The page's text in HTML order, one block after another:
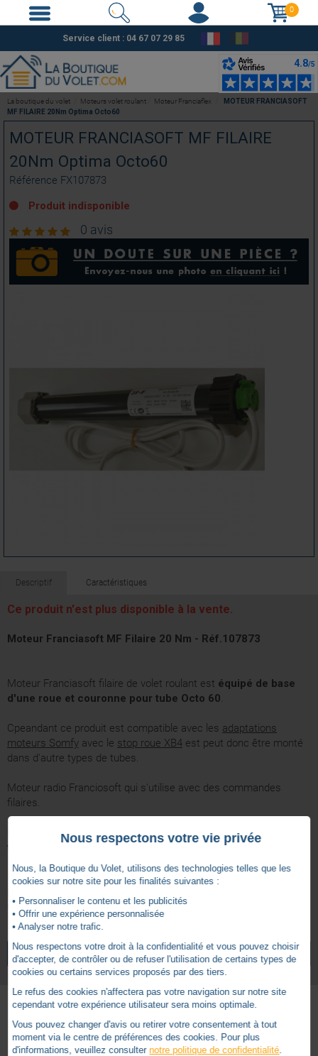
0
Service client : 04 67 07 29 85
MOTEUR FRANCIASOFT MF FILAIRE
20Nm Optima Octo60
Référence FX107873
Produit indisponible
0 avis
Descriptif Caractéristiques
Ce produit n'est plus disponible à la vente.
Moteur Franciasoft MF Filaire 20 Nm - Réf.107873
Moteur Franciasoft filaire de volet roulant est équipé de base
d'une roue et couronne pour tube Octo 60.
Cpeandant ce produit est compatible avec les adaptations
moteurs Somfy avec le stop roue XB4 est peut donc être monté
dans d'autre types de tubes.
Moteur radio Franciosoft qui s'utilise avec des commandes
filaires.
Pour le remplacement d'un moteur Franciaflex livrésavant
février 2014.
CVI, CRX, Ver'easy, Rénosoft, Avantage2
Puissance
Technologie
Garantie
VOIR TOUS LES ARTICLESFRANCIAFLEX
Autres produits - Moteur Franciaflex
La boutique du volet Moteurs volet roulant Moteur Franciaflex
MOTEUR FRANCIASOFT
MF FILAIRE 20Nm Optima Octo60
Nous respectons votre vie privée
Nous, la Boutique du Volet, utilisons des technologies telles que les
cookies sur notre site pour les finalités suivantes :
• Personnaliser le contenu et les publicités
• Offrir une expérience personnalisée
• Analyser notre trafic.
Nous respectons votre droit à la confidentialité et vous pouvez choisir
d'accepter, de contrôler ou de refuser l'utilisation de certains types de
cookies ou certains services proposés par des tiers.
Le refus des cookies n'affectera pas votre navigation sur notre site
cependant votre expérience utilisateur sera moins optimale.
Vous pouvez changer d'avis ou retirer votre consentement à tout
moment via le centre de préférences des cookies. Pour plus
d'informations, veuillez consulter notre politique de confidentialité.